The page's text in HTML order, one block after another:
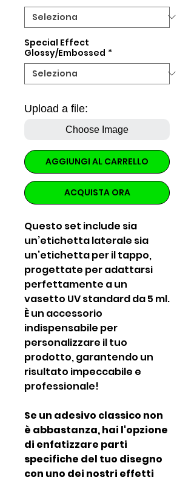
Special Effect
Glossy/Embossed *
Upload a file:
Choose Image
AGGIUNGI AL CARRELLO
ACQUISTA ORA
Questo set include sia
un’etichetta laterale sia
un’etichetta per il tappo,
progettate per adattarsi
perfettamente a un
vasetto UV standard da 5 ml.
È un accessorio
indispensabile per
personalizzare il tuo
prodotto, garantendo un
risultato impeccabile e
professionale!
Se un adesivo classico non
è abbastanza, hai l'opzione
di enfatizzare parti
specifiche del tuo disegno
con uno dei nostri effetti